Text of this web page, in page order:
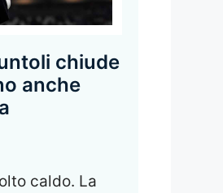
chiude
anche
caldo. La